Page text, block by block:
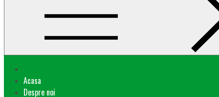
Acasa
Despre noi